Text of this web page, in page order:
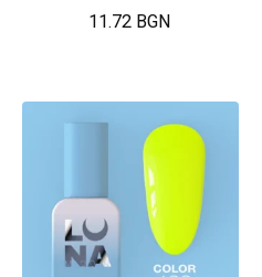
11.72 BGN